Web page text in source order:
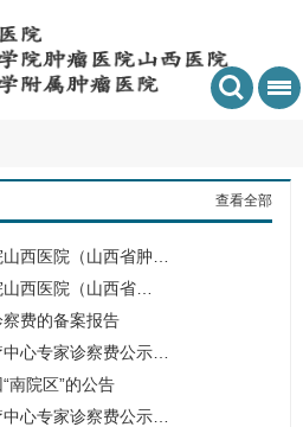
查看全部
西医院（山西省肿…
西医院（山西省…
费的备案报告
心专家诊察费公示…
南院区”的公告
心专家诊察费公示…